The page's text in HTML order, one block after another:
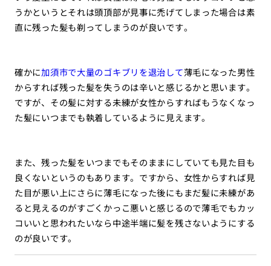
うかというとそれは頭頂部が見事に禿げてしまった場合は素
直に残った髪も剃ってしまうのが良いです。
確かに加須市で大量のゴキブリを退治して薄毛になった男性
からすれば残った髪を失うのは辛いと感じるかと思います。
ですが、その髪に対する未練が女性からすればもうなくなっ
た髪にいつまでも執着しているように見えます。
また、残った髪をいつまでもそのままにしていても見た目も
良くないというのもあります。ですから、女性からすれば見
た目が悪い上にさらに薄毛になった後にもまだ髪に未練があ
ると見えるのがすごくかっこ悪いと感じるので薄毛でもカッ
コいいと思われたいなら中途半端に髪を残さないようにする
のが良いです。